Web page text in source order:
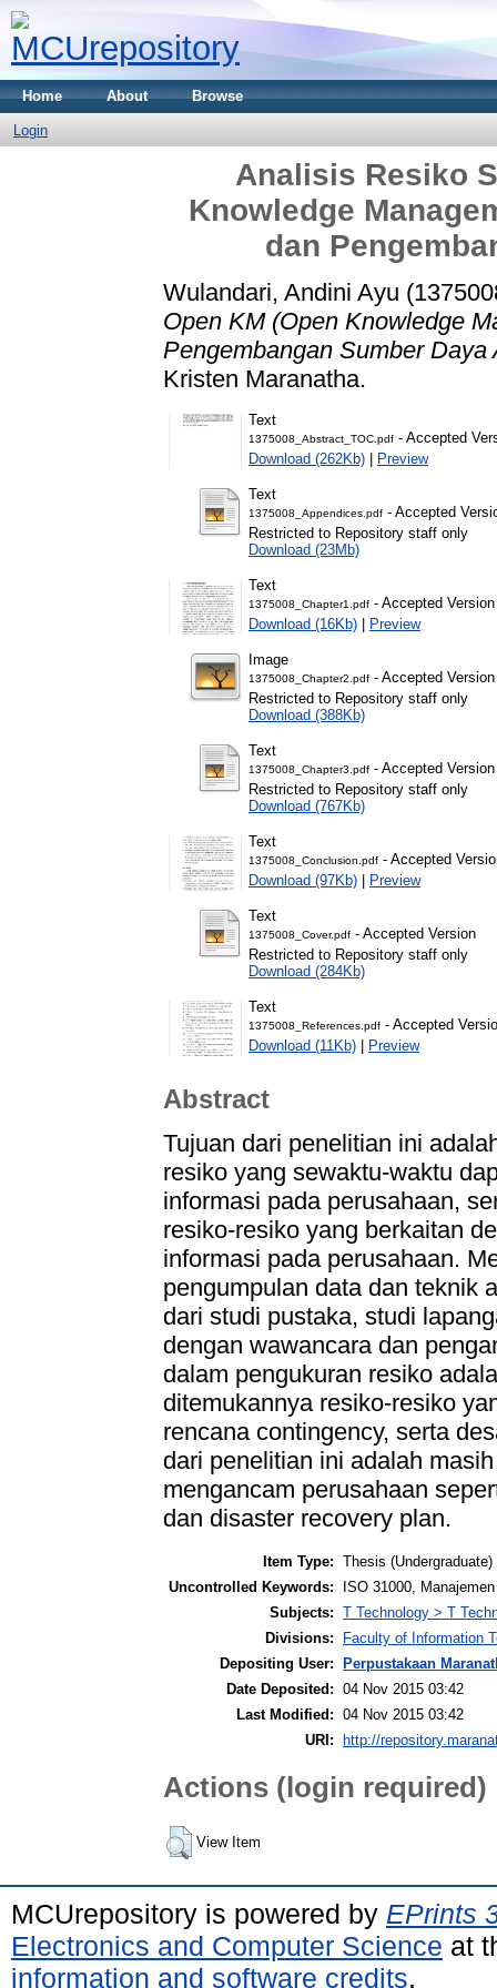
Home About Browse
Login
Analisis Resiko
Knowledge
dan
Wulandari, Andini Ayu
Open KM (Open Knowledge
Pengembangan Sumber Daya
Kristen Maranatha.
Text
1375008_Abstract_TOC.pdf - Accepted
Download (262Kb) | Preview
Text
1375008_Appendices.pdf - Accepted
Restricted to Repository staff only
Download (23Mb)
Text
1375008_Chapter1.pdf - Accepted Version
Download (16Kb) | Preview
Image
1375008_Chapter2.pdf - Accepted Version
Restricted to Repository staff only
Download (388Kb)
Text
1375008_Chapter3.pdf - Accepted Version
Restricted to Repository staff only
Download (767Kb)
Text
1375008_Conclusion.pdf - Accepted
Download (97Kb) | Preview
Text
1375008_Cover.pdf - Accepted Version
Restricted to Repository staff only
Download (284Kb)
Text
1375008_References.pdf - Accepted
Download (11Kb) | Preview
Abstract
Tujuan dari penelitian ini
resiko yang sewaktu-waktu
informasi pada perusahaan,
resiko-resiko yang berkaitan
informasi pada perusahaan.
pengumpulan data dan teknik
dari studi pustaka, studi
dengan wawancara dan
dalam pengukuran resiko
ditemukannya resiko-resiko
rencana contingency, serta
dari penelitian ini adalah
mengancam perusahaan
dan disaster recovery plan.
Item Type: Thesis (Undergraduate)
Uncontrolled Keywords:
ISO 31000,
Subjects: T Technology > T
Divisions:
Faculty of Information
Depositing User:
Perpustakaan
Date Deposited: 04 Nov 2015 03:42
Last Modified: 04 Nov 2015 03:42
URI:
http://
Actions (login required)
View Item
MCUrepository is powered by EPrints
Electronics and Computer Science at
information and software credits.